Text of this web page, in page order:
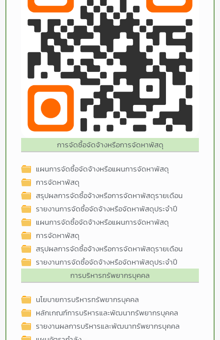
การจัดซื้อจัดจ้างหรือการจัดหาพัสดุ
แผนการจัดซื้อจัดจ้างหรือแผนการจัดหาพัสดุ
การจัดหาพัสดุ
สรุปผลการจัดซื้อจ้างหรือการจัดหาพัสดุรายเดือน
รายงานการจัดซื้อจัดจ้างหรือจัดหาพัสดุประจำปี
แผนการจัดซื้อจัดจ้างหรือแผนการจัดหาพัสดุ
การจัดหาพัสดุ
สรุปผลการจัดซื้อจ้างหรือการจัดหาพัสดุรายเดือน
รายงานการจัดซื้อจัดจ้างหรือจัดหาพัสดุประจำปี
การบริหารทรัพยากรบุคคล
นโยบายการบริหารทรัพยากรบุคคล
หลักเกณฑ์การบริหารและพัฒนาทรัพยากรบุคคล
รายงานผลการบริหารและพัฒนาทรัพยากรบุคคล